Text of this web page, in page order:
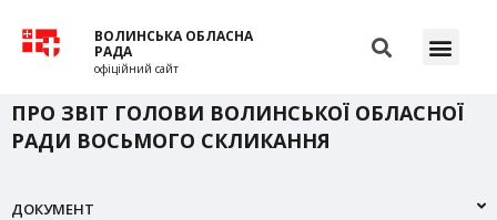
ВОЛИНСЬКА ОБЛАСНА
РАДА
офіційний сайт
ПРО ЗВІТ ГОЛОВИ ВОЛИНСЬКОЇ ОБЛАСНОЇ
РАДИ ВОСЬМОГО СКЛИКАННЯ
ДОКУМЕНТ